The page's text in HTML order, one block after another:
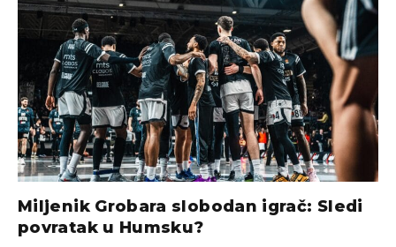
Miljenik Grobara slobodan igrač: Sledi
povratak u Humsku?